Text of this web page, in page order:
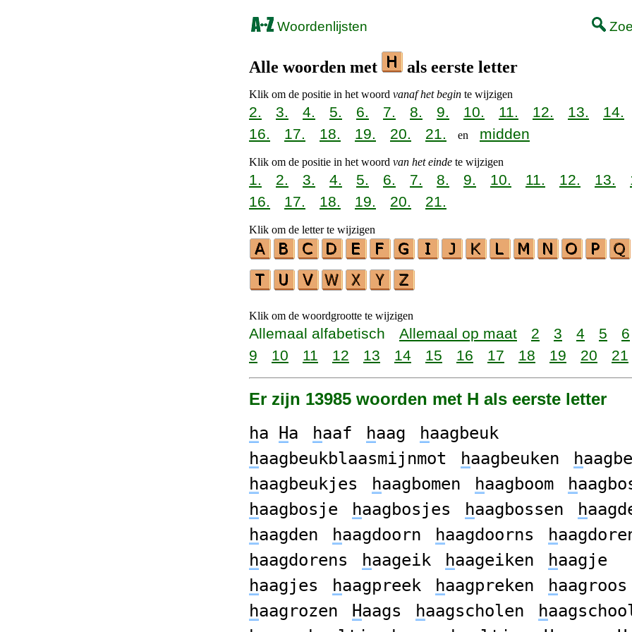
Woordenlijsten
Alle woorden met als eerste letter
Klik om de positie in het woord vanaf het begin te wijzigen
2. 3. 4. 5. 6. 7. 8. 9. 10. 11. 12. 13. 14.
16.
17. 18. 19. 20. 21. en midden
Klik om de positie in het woord van het einde te wijzigen
1. 2. 3. 4. 5. 6. 7. 8. 9. 10. 11. 12. 13.
16.
17. 18. 19. 20. 21.
Klik om de letter te wijzigen
Klik om de woordgrootte te wijzigen
Allemaal alfabetisch Allemaal op maat 2 3 4 5 6
9
10 11 12 13 14 15 16 17 18 19 20 21
Er zijn 13985 woorden met H als eerste letter
ha Ha haaf haag haagbeuk
haagbeukblaasmijnmot haagbeuken h
haagbeukjes haagbomen haagboom h
haagbosje haagbosjes haagbossen h
haagden haagdoorn haagdoorns h
haagdorens haageik haageiken haagje
haagjes haagpreek haagpreken haagroos
haagrozen Haags haagscholen h